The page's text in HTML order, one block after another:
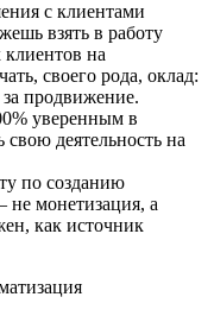
с клиентами
взять в работу
на
своего рода, оклад:
продвижение.
уверенным в
деятельность на
по созданию
не монетизация, а
как источник